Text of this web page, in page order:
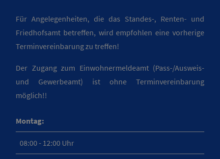
Für Angelegenheiten, die das Standes-, Renten- und
Friedhofsamt betreffen, wird empfohlen eine vorherige
Terminvereinbarung zu treffen!
Der Zugang zum Einwohnermeldeamt (Pass-/Ausweis-
und Gewerbeamt) ist ohne Terminvereinbarung
möglich!!
Montag:
08:00 - 12:00 Uhr